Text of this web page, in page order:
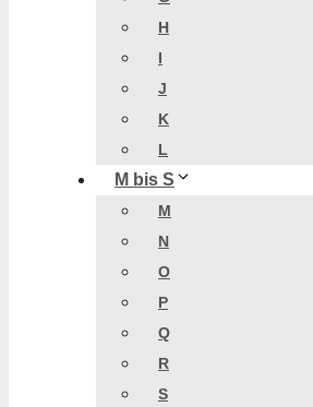
H
I
J
K
L
M bis S
M
N
O
P
Q
R
S